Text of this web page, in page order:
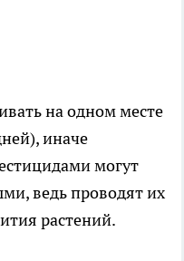
на одном месте
иначе
могут
ведь проводят их
растений.